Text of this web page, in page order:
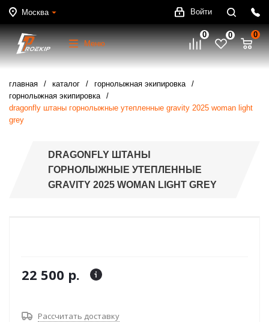
Москва Войти
Меню
0 0 0
главная каталог
горнолыжная экипировка
горнолыжная экипировка
dragonfly штаны горнолыжные утепленные gravity 2025 woman light
grey
DRAGONFLY ШТАНЫ
ГОРНОЛЫЖНЫЕ УТЕПЛЕННЫЕ
GRAVITY 2025 WOMAN LIGHT GREY
22 500 р.
Рассчитать доставку